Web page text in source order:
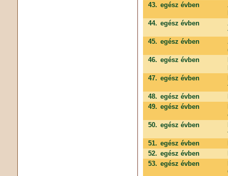
43. egész évben
44. egész évben
45. egész évben
46. egész évben
47. egész évben
48. egész évben
49. egész évben
50. egész évben
51. egész évben
52. egész évben
53. egész évben